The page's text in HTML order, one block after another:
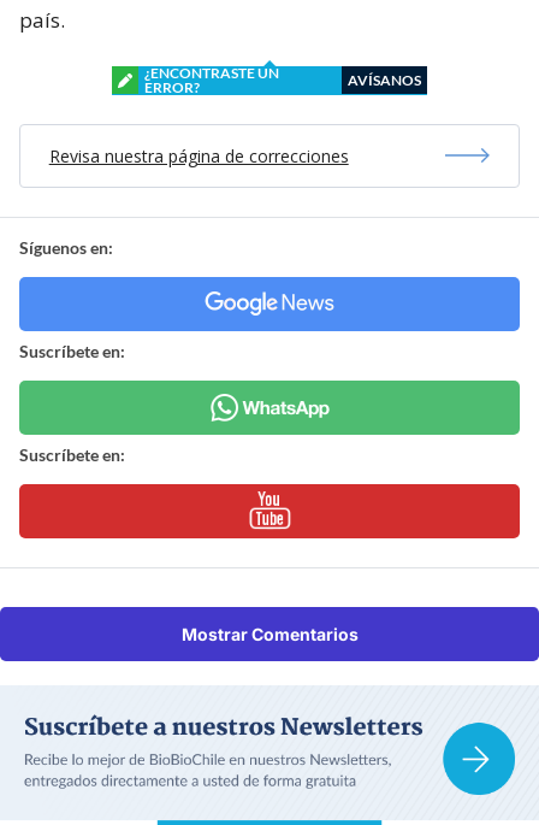
país.
¿ENCONTRASTE UN
ERROR?
AVÍSANOS
Revisa nuestra página de correcciones
Síguenos en:
Suscríbete en:
Suscríbete en:
Mostrar Comentarios